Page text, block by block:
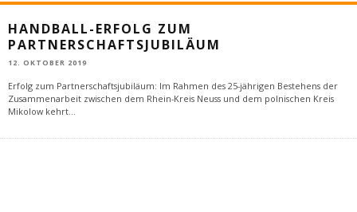
HANDBALL-ERFOLG ZUM
PARTNERSCHAFTSJUBILÄUM
12. OKTOBER 2019
Erfolg zum Partnerschaftsjubiläum: Im Rahmen des 25-jährigen Bestehens der
Zusammenarbeit zwischen dem Rhein-Kreis Neuss und dem polnischen Kreis
Mikolow kehrt...